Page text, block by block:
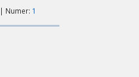
| Numer: 1